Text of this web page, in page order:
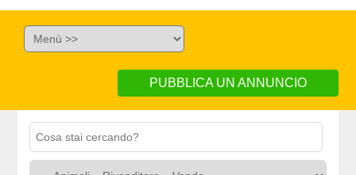
PUBBLICA UN ANNUNCIO